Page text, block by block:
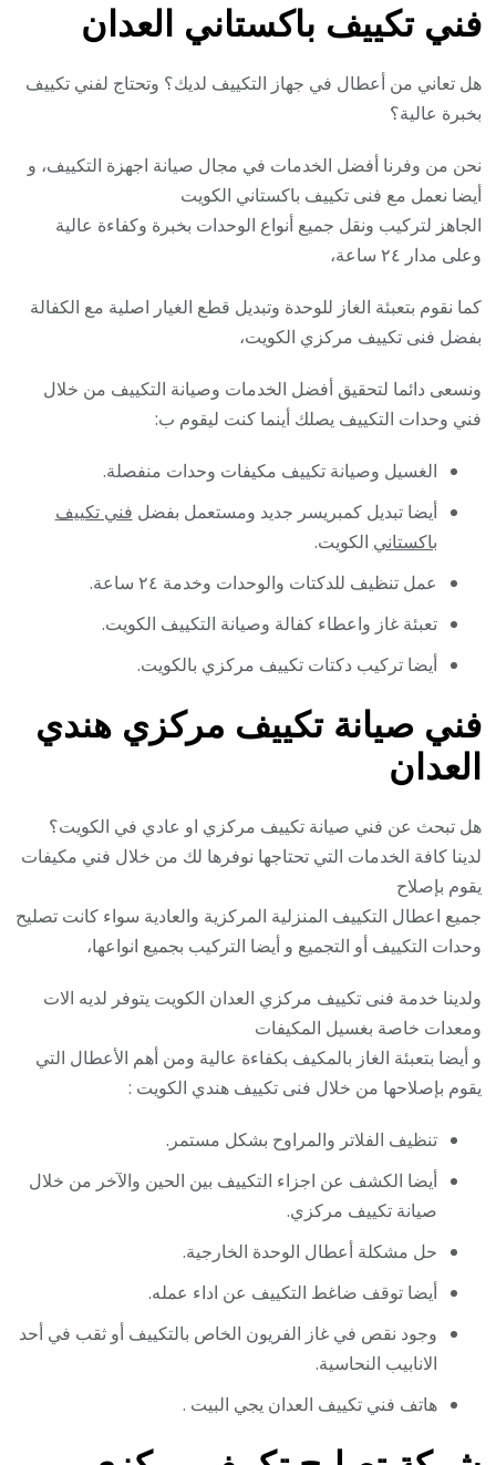
فني تكييف باكستاني العدان
هل تعاني من أعطال في جهاز التكييف لديك؟ وتحتاج لفني تكييف
بخبرة عالية؟
نحن من وفرنا أفضل الخدمات في مجال صيانة اجهزة التكييف، و
أيضا نعمل مع فنى تكييف باكستاني الكويت
الجاهز لتركيب ونقل جميع أنواع الوحدات بخبرة وكفاءة عالية
وعلى مدار ٢٤ ساعة،
كما نقوم بتعبئة الغاز للوحدة وتبديل قطع الغيار اصلية مع الكفالة
بفضل فنى تكييف مركزي الكويت،
ونسعى دائما لتحقيق أفضل الخدمات وصيانة التكييف من خلال
فني وحدات التكييف يصلك أينما كنت ليقوم ب:
الغسيل وصيانة تكييف مكيفات وحدات منفصلة.
أيضا تبديل كمبريسر جديد ومستعمل بفضل فني تكييف
باكستاني الكويت.
عمل تنظيف للدكتات والوحدات وخدمة ٢٤ ساعة.
تعبئة غاز واعطاء كفالة وصيانة التكييف الكويت.
أيضا تركيب دكتات تكييف مركزي بالكويت.
فني صيانة تكييف مركزي هندي
العدان
هل تبحث عن فني صيانة تكييف مركزي او عادي في الكويت؟
لدينا كافة الخدمات التي تحتاجها نوفرها لك من خلال فني مكيفات
يقوم بإصلاح
جميع اعطال التكييف المنزلية المركزية والعادية سواء كانت تصليح
وحدات التكييف أو التجميع و أيضا التركيب بجميع انواعها،
ولدينا خدمة فنى تكييف مركزي العدان الكويت يتوفر لديه الات
ومعدات خاصة بغسيل المكيفات
و أيضا بتعبئة الغاز بالمكيف بكفاءة عالية ومن أهم الأعطال التي
يقوم بإصلاحها من خلال فنى تكييف هندي الكويت :
تنظيف الفلاتر والمراوح بشكل مستمر.
أيضا الكشف عن اجزاء التكييف بين الحين والآخر من خلال
صيانة تكييف مركزي.
حل مشكلة أعطال الوحدة الخارجية.
أيضا توقف ضاغط التكييف عن اداء عمله.
وجود نقص في غاز الفريون الخاص بالتكييف أو ثقب في أحد
الانابيب النحاسية.
هاتف فني تكييف العدان يجي البيت .